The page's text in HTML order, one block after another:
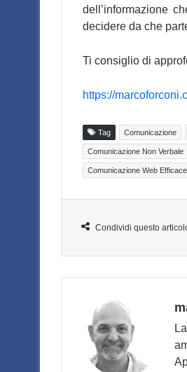
dell’informazione
decidere da che
Ti consiglio di
https://
Tag Comunicazione
Comunicazione Non Verbale
Comunicazione Web Efficace
Condividi questo